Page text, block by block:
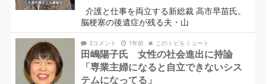
介護と仕事を両立する新総裁 高市早苗氏。
脳梗塞の後遺症が残る夫・山
3コメント 1年前 このトピをミュート
田嶋陽子氏 女性の社会進出に持論
「専業主婦になると自立できないシス
テムになってる」